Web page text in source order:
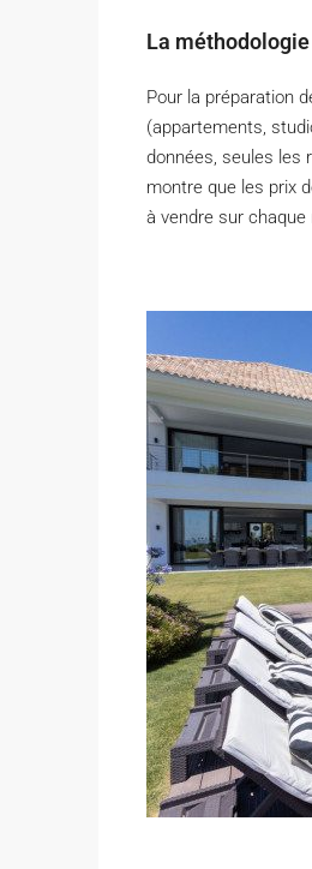
La méthodologie
Pour la préparation
(appartements,
données, seules les
montre que les prix
à vendre sur chaque